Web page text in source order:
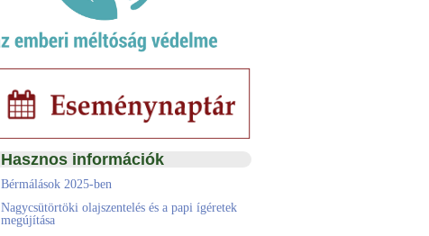
Hasznos információk
Bérmálások 2025-ben
Nagycsütörtöki olajszentelés és a papi ígéretek
megújítása